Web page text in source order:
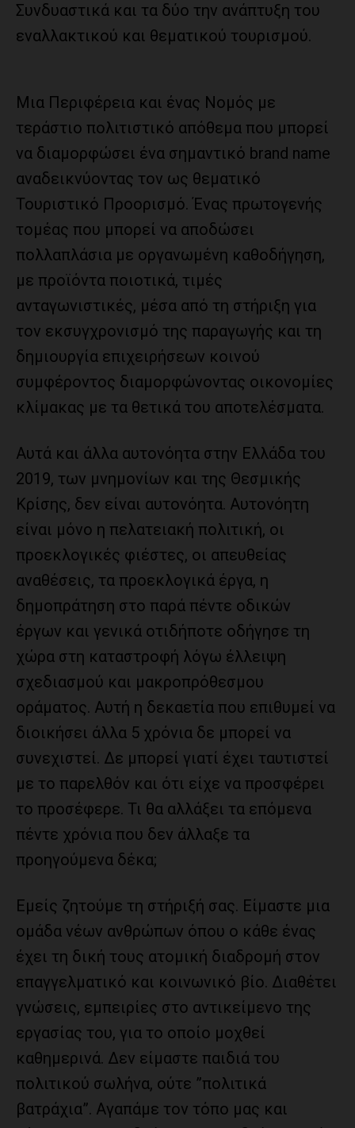
Συνδυαστικά και τα δύο την ανάπτυξη του
εναλλακτικού και θεματικού τουρισμού.
Μια Περιφέρεια και ένας Νομός με
τεράστιο πολιτιστικό απόθεμα που μπορεί
να διαμορφώσει ένα σημαντικό brand name
αναδεικνύοντας τον ως θεματικό
Τουριστικό Προορισμό. Ένας πρωτογενής
τομέας που μπορεί να αποδώσει
πολλαπλάσια με οργανωμένη καθοδήγηση,
με προϊόντα ποιοτικά, τιμές
ανταγωνιστικές, μέσα από τη στήριξη για
τον εκσυγχρονισμό της παραγωγής και τη
δημιουργία επιχειρήσεων κοινού
συμφέροντος διαμορφώνοντας οικονομίες
κλίμακας με τα θετικά του αποτελέσματα.
Αυτά και άλλα αυτονόητα στην Ελλάδα του
2019, των μνημονίων και της Θεσμικής
Κρίσης, δεν είναι αυτονόητα. Αυτονόητη
είναι μόνο η πελατειακή πολιτική, οι
προεκλογικές φιέστες, οι απευθείας
αναθέσεις, τα προεκλογικά έργα, η
δημοπράτηση στο παρά πέντε οδικών
έργων και γενικά οτιδήποτε οδήγησε τη
χώρα στη καταστροφή λόγω έλλειψη
σχεδιασμού και μακροπρόθεσμου
οράματος. Αυτή η δεκαετία που επιθυμεί να
διοικήσει άλλα 5 χρόνια δε μπορεί να
συνεχιστεί. Δε μπορεί γιατί έχει ταυτιστεί
με το παρελθόν και ότι είχε να προσφέρει
το προσέφερε. Τι θα αλλάξει τα επόμενα
πέντε χρόνια που δεν άλλαξε τα
προηγούμενα δέκα;
Εμείς ζητούμε τη στήριξή σας. Είμαστε μια
ομάδα νέων ανθρώπων όπου ο κάθε ένας
έχει τη δική τους ατομική διαδρομή στον
επαγγελματικό και κοινωνικό βίο. Διαθέτει
γνώσεις, εμπειρίες στο αντικείμενο της
εργασίας του, για το οποίο μοχθεί
καθημερινά. Δεν είμαστε παιδιά του
πολιτικού σωλήνα, ούτε ”πολιτικά
βατράχια”. Αγαπάμε τον τόπο μας και